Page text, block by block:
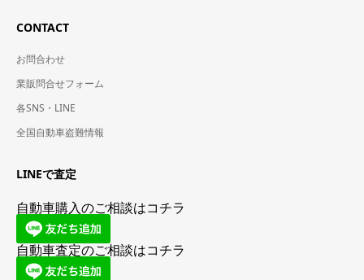
CONTACT
お問合わせ
業販問合せフォーム
各SNS・LINE
全国自動車盗難情報
LINEで査定
自動車購入のご相談はコチラ
自動車査定のご相談はコチラ